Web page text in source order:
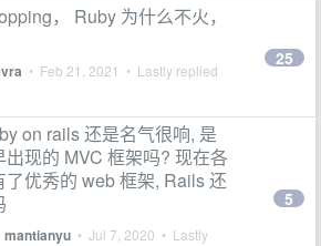
， Ruby 为什么不火，
• Feb 21, 2021 • Lastly replied
25
on rails 还是名气很响, 是
出现的 MVC 框架吗? 现在各
了优秀的 web 框架, Rails 还
mantianyu • Jul 7, 2020 • Lastly
5